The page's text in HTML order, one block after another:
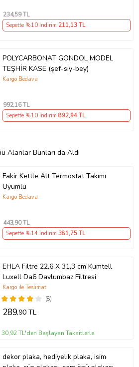
234,59 TL
Sepette %10 İndirim 211,13 TL
POLYCARBONAT GONDOL MODEL
TEŞHİR KASE (şef-siy-bey)
Kargo Bedava
992,16 TL
Sepette %10 İndirim 892,94 TL
Alanlar Bunları da Aldı
Fakir Kettle Alt Termostat Takımı
Uyumlu
Kargo Bedava
443,90 TL
Sepette %14 İndirim 381,75 TL
EHLA Filtre 22,6 X 31,3 cm Kumtell
Luxell Da6 Davlumbaz Filtresi
(8)
Kargo ile Teslimat
289,90 TL
30,92 TL'den Başlayan Taksitlerle
dekor plaka, hediyelik plaka, isim